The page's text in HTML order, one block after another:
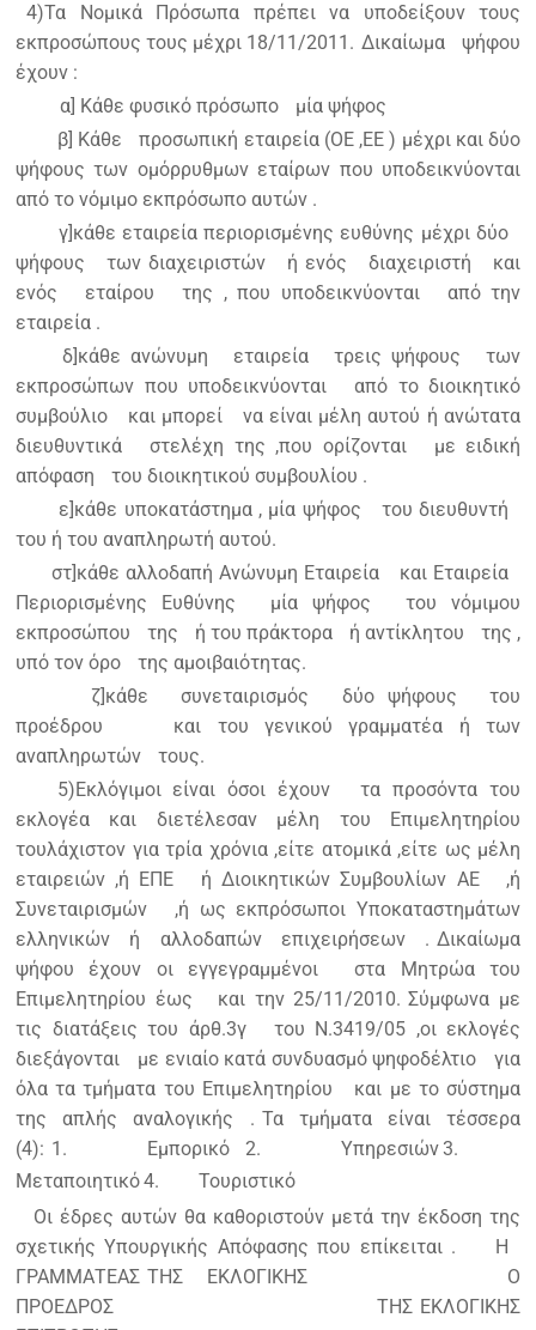
4)Τα Νομικά Πρόσωπα πρέπει να υποδείξουν τους
εκπροσώπους τους μέχρι 18/11/2011. Δικαίωμα
ψήφου
έχουν :
α] Κάθε φυσικό πρόσωπο
μία ψήφος
β] Κάθε
προσωπική εταιρεία (ΟΕ ,ΕΕ ) μέχρι και δύο
ψήφους των ομόρρυθμων εταίρων που υποδεικνύονται
από το νόμιμο εκπρόσωπο αυτών .
γ]κάθε εταιρεία περιορισμένης ευθύνης μέχρι δύο
ψήφους
των διαχειριστών ή ενός διαχειριστή
και
ενός
εταίρου της , που υποδεικνύονται
από την
εταιρεία .
δ]κάθε ανώνυμη
εταιρεία τρεις ψήφους
των
εκπροσώπων που υποδεικνύονται
από το διοικητικό
συμβούλιο
και μπορεί
να είναι μέλη αυτού ή ανώτατα
διευθυντικά
στελέχη της ,που ορίζονται
με ειδική
απόφαση
του διοικητικού συμβουλίου .
ε]κάθε υποκατάστημα , μία ψήφος
του διευθυντή
του ή του αναπληρωτή αυτού.
στ]κάθε αλλοδαπή Ανώνυμη Εταιρεία
και Εταιρεία
Περιορισμένης Ευθύνης
μία ψήφος
του νόμιμου
εκπροσώπου
της ή του πράκτορα ή αντίκλητου
της ,
υπό τον όρο
της αμοιβαιότητας.
ζ]κάθε
συνεταιρισμός δύο ψήφους
του
προέδρου
και του γενικού γραμματέα ή των
αναπληρωτών
τους.
5)Εκλόγιμοι είναι όσοι έχουν
τα προσόντα του
εκλογέα και διετέλεσαν μέλη του Επιμελητηρίου
τουλάχιστον για τρία χρόνια ,είτε ατομικά ,είτε ως μέλη
εταιρειών ,ή ΕΠΕ
ή Διοικητικών Συμβουλίων ΑΕ
,ή
Συνεταιρισμών
,ή ως εκπρόσωποι Υποκαταστημάτων
ελληνικών ή αλλοδαπών επιχειρήσεων . Δικαίωμα
ψήφου έχουν οι εγγεγραμμένοι
στα Μητρώα του
Επιμελητηρίου έως
και την 25/11/2010. Σύμφωνα με
τις διατάξεις του άρθ.3γ
του Ν.3419/05 ,οι εκλογές
διεξάγονται
με ενιαίο κατά συνδυασμό ψηφοδέλτιο
για
όλα τα τμήματα του Επιμελητηρίου
και με το σύστημα
της απλής αναλογικής . Τα τμήματα είναι τέσσερα
(4): 1. Εμπορικό 2. Υπηρεσιών3.
Μεταποιητικό4.
Τουριστικό
Οι έδρες αυτών θα καθοριστούν μετά την έκδοση της
σχετικής Υπουργικής Απόφασης που επίκειται .
Η
ΓΡΑΜΜΑΤΕΑΣ ΤΗΣ
ΕΚΛΟΓΙΚΗΣ
Ο
ΠΡΟΕΔΡΟΣ ΤΗΣ ΕΚΛΟΓΙΚΗΣ